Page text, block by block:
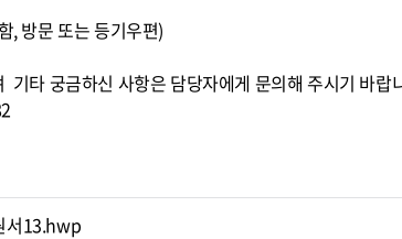
, 방문 또는 등기우편)
타 궁금하신 사항은 담당자에게 문의해 주시기 바랍
서13.hwp